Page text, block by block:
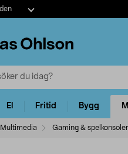
El Fritid Bygg
Multimedia Gaming & spelkonsoler